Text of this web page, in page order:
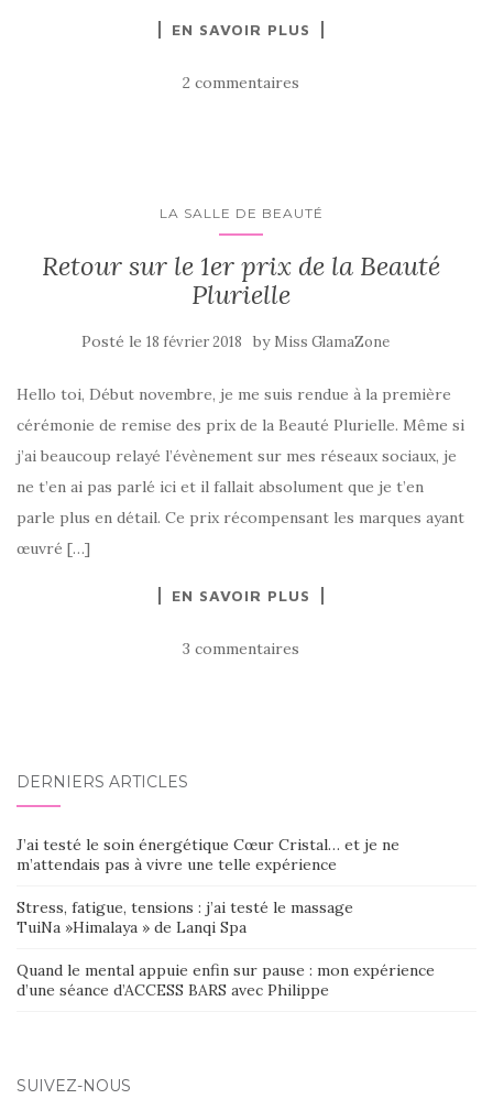
EN SAVOIR PLUS
2 commentaires
LA SALLE DE BEAUTÉ
Retour sur le 1er prix de la Beauté
Plurielle
Posté le 18 février 2018 by Miss GlamaZone
Hello toi, Début novembre, je me suis rendue à la première
cérémonie de remise des prix de la Beauté Plurielle. Même si
j’ai beaucoup relayé l’évènement sur mes réseaux sociaux, je
ne t’en ai pas parlé ici et il fallait absolument que je t’en
parle plus en détail. Ce prix récompensant les marques ayant
œuvré […]
EN SAVOIR PLUS
3 commentaires
DERNIERS ARTICLES
J’ai testé le soin énergétique Cœur Cristal… et je ne
m’attendais pas à vivre une telle expérience
Stress, fatigue, tensions : j’ai testé le massage
TuiNa »Himalaya » de Lanqi Spa
Quand le mental appuie enfin sur pause : mon expérience
d’une séance d’ACCESS BARS avec Philippe
SUIVEZ-NOUS